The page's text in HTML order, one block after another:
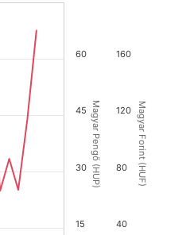
Magyar Pengő (HUP) Magyar Forint (HUF)
60
15
30
45
40
80
120
160